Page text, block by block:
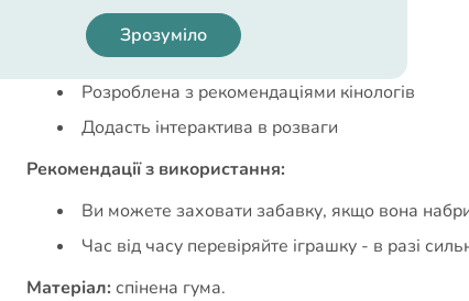
Міцна
Допомагає в навчанні
Розроблена з рекомендаціями кінологів
Додасть інтерактива в розваги
Рекомендації з використання:
Ви можете заховати забавку, якщо вона
Час від часу перевіряйте іграшку - в разі
Матеріал: спінена гума.
Зрозуміло